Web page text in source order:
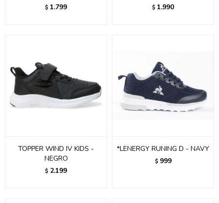
$ 1.799 $ 1.990
TOPPER WIND IV KIDS -
NEGRO
$ 2.199
*LENERGY RUNING D - NAVY
$ 999